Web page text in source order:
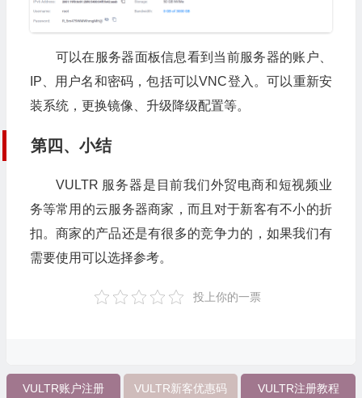
可以在服务器面板信息看到当前服务器的账户、
IP、用户名和密码，包括可以VNC登入。可以重新安
装系统，更换镜像、升级降级配置等。
第四、小结
VULTR 服务器是目前我们外贸电商和短视频业
务等常用的云服务器商家，而且对于新客有不小的折
扣。商家的产品还是有很多的竞争力的，如果我们有
需要使用可以选择参考。
投上你的一票
VULTR账户注册 VULTR新客优惠码 VULTR注册教程